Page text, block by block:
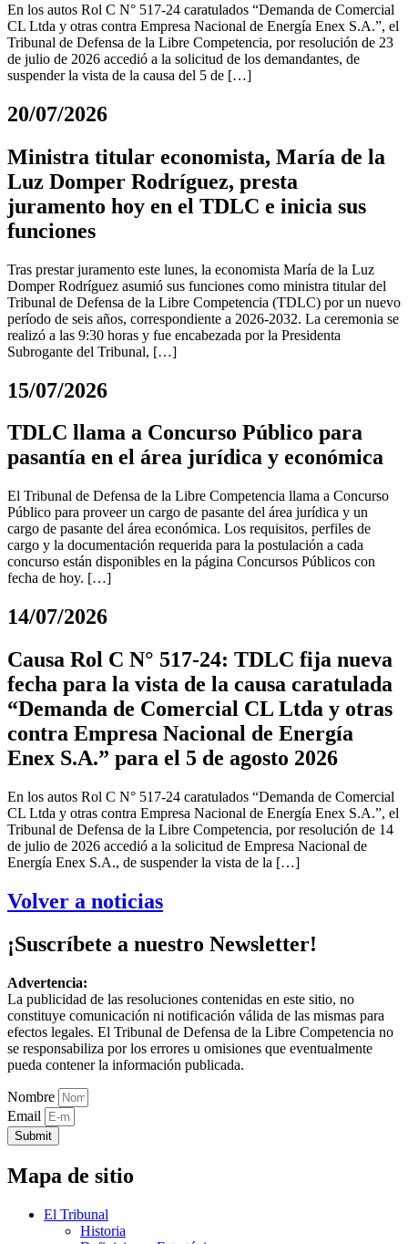
En los autos Rol C N° 517-24 caratulados “Demanda de Comercial
CL Ltda y otras contra Empresa Nacional de Energía Enex S.A.”, el
Tribunal de Defensa de la Libre Competencia, por resolución de 23
de julio de 2026 accedió a la solicitud de los demandantes, de
suspender la vista de la causa del 5 de […]
20/07/2026
Ministra titular economista, María de la
Luz Domper Rodríguez, presta
juramento hoy en el TDLC e inicia sus
funciones
Tras prestar juramento este lunes, la economista María de la Luz
Domper Rodríguez asumió sus funciones como ministra titular del
Tribunal de Defensa de la Libre Competencia (TDLC) por un nuevo
período de seis años, correspondiente a 2026-2032. La ceremonia se
realizó a las 9:30 horas y fue encabezada por la Presidenta
Subrogante del Tribunal, […]
15/07/2026
TDLC llama a Concurso Público para
pasantía en el área jurídica y económica
El Tribunal de Defensa de la Libre Competencia llama a Concurso
Público para proveer un cargo de pasante del área jurídica y un
cargo de pasante del área económica. Los requisitos, perfiles de
cargo y la documentación requerida para la postulación a cada
concurso están disponibles en la página Concursos Públicos con
fecha de hoy. […]
14/07/2026
Causa Rol C N° 517-24: TDLC fija nueva
fecha para la vista de la causa caratulada
“Demanda de Comercial CL Ltda y otras
contra Empresa Nacional de Energía
Enex S.A.” para el 5 de agosto 2026
En los autos Rol C N° 517-24 caratulados “Demanda de Comercial
CL Ltda y otras contra Empresa Nacional de Energía Enex S.A.”, el
Tribunal de Defensa de la Libre Competencia, por resolución de 14
de julio de 2026 accedió a la solicitud de Empresa Nacional de
Energía Enex S.A., de suspender la vista de la […]
Volver a noticias
¡Suscríbete a nuestro Newsletter!
Advertencia:
La publicidad de las resoluciones contenidas en este sitio, no
constituye comunicación ni notificación válida de las mismas para
efectos legales. El Tribunal de Defensa de la Libre Competencia no
se responsabiliza por los errores u omisiones que eventualmente
pueda contener la información publicada.
Nombre
Email
Submit
Mapa de sitio
El Tribunal
Historia